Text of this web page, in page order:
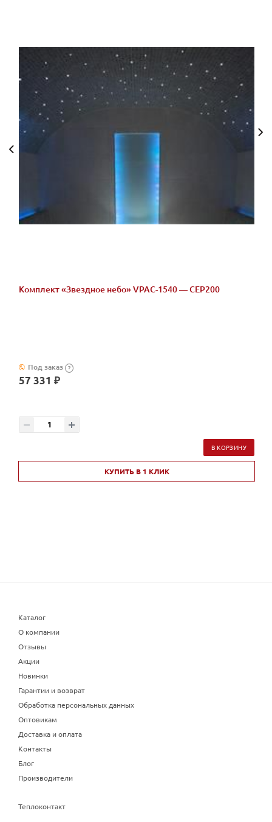
Комплект «Звездное небо» VPAC-1540 — CEP200
Под заказ ?
57 331 ₽
В КОРЗИНУ
КУПИТЬ В 1 КЛИК
Каталог
О компании
Отзывы
Акции
Новинки
Гарантии и возврат
Обработка персональных данных
Оптовикам
Доставка и оплата
Контакты
Блог
Производители
Теплоконтакт